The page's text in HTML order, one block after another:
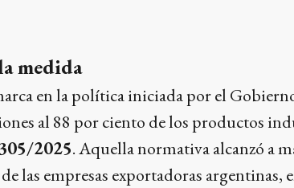
medida
en la política iniciada por el
al 88 por ciento de los productos
2025. Aquella normativa alcanzó a
las empresas exportadoras argentinas,